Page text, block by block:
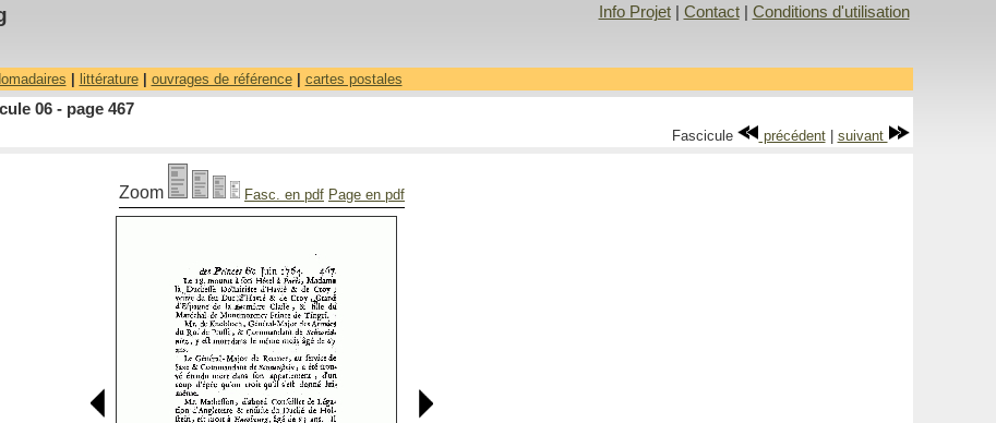
Info Projet| Contact| Conditions d'utilisation
littérature| ouvrages de référence| cartes postales
06 - page 467
Fascicule précédent| suivant
Zoom Fasc. en pdf Page en pdf